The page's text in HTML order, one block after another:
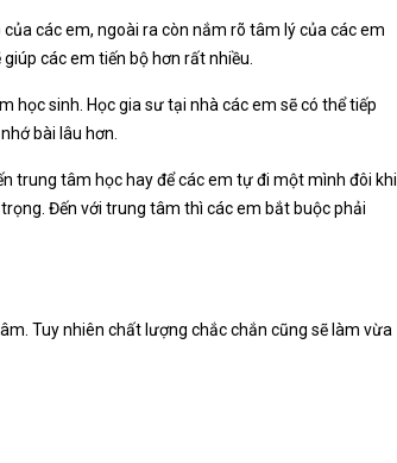
các em, ngoài ra còn nắm rõ tâm lý của các em
các em tiến bộ hơn rất nhiều.
học sinh. Học gia sư tại nhà các em sẽ có thể tiếp
bài lâu hơn.
trung tâm học hay để các em tự đi một mình đôi khi
Đến với trung tâm thì các em bắt buộc phải
Tuy nhiên chất lượng chắc chắn cũng sẽ làm vừa